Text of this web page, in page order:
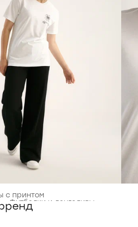
с принтом
Футболки и лонгсливы
›